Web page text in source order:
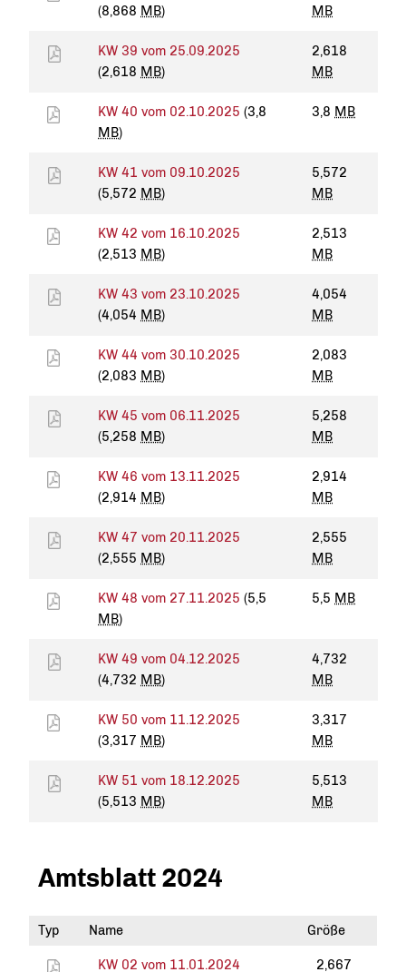
(8,868 MB)
MB
KW 39 vom 25.09.2025
(2,618 MB)
2,618
MB
KW 40 vom 02.10.2025 (3,8
MB)
3,8 MB
KW 41 vom 09.10.2025
(5,572 MB)
5,572
MB
KW 42 vom 16.10.2025
(2,513 MB)
2,513
MB
KW 43 vom 23.10.2025
(4,054 MB)
4,054
MB
KW 44 vom 30.10.2025
(2,083 MB)
2,083
MB
KW 45 vom 06.11.2025
(5,258 MB)
5,258
MB
KW 46 vom 13.11.2025
(2,914 MB)
2,914
MB
KW 47 vom 20.11.2025
(2,555 MB)
2,555
MB
KW 48 vom 27.11.2025 (5,5
MB)
5,5 MB
KW 49 vom 04.12.2025
(4,732 MB)
4,732
MB
KW 50 vom 11.12.2025
(3,317 MB)
3,317
MB
KW 51 vom 18.12.2025
(5,513 MB)
5,513
MB
Amtsblatt 2024
Typ Name Größe
KW 02 vom 11.01.2024
2,667